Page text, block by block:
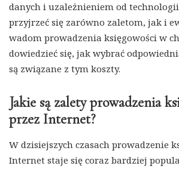
danych i uzależnieniem od
przyjrzeć się zarówno zaletom, jak i
wadom prowadzenia księgowości w
dowiedzieć się, jak wybrać
są związane z tym koszty.
Jakie są zalety prowadzenia
przez Internet?
W dzisiejszych czasach prowadzenie
Internet staje się coraz bardziej